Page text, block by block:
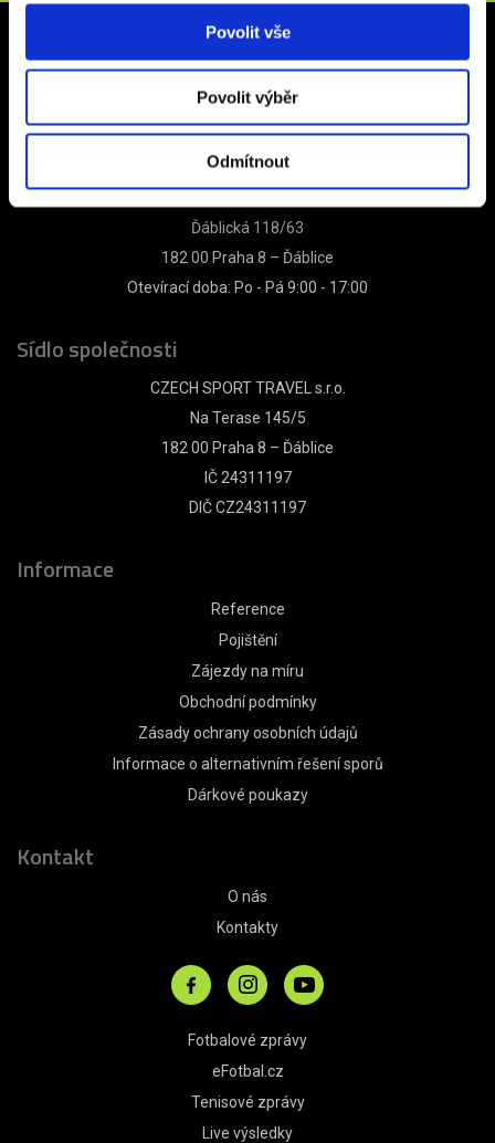
Povolit vše
Povolit výběr
Odmítnout
26901, Rakovník
Otevírací doba: Po - Pá 9:00 - 16:00
Kancelář Praha
Ďáblická 118/63
182 00 Praha 8 – Ďáblice
Otevírací doba: Po - Pá 9:00 - 17:00
Sídlo společnosti
CZECH SPORT TRAVEL s.r.o.
Na Terase 145/5
182 00 Praha 8 – Ďáblice
IČ 24311197
DIČ CZ24311197
Informace
Reference
Pojištění
Zájezdy na míru
Obchodní podmínky
Zásady ochrany osobních údajů
Informace o alternativním řešení sporů
Dárkové poukazy
Kontakt
O nás
Kontakty
Fotbalové zprávy
eFotbal.cz
Tenisové zprávy
Live výsledky